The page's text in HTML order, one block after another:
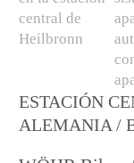
ESTACIÓN
ALEMANIA /